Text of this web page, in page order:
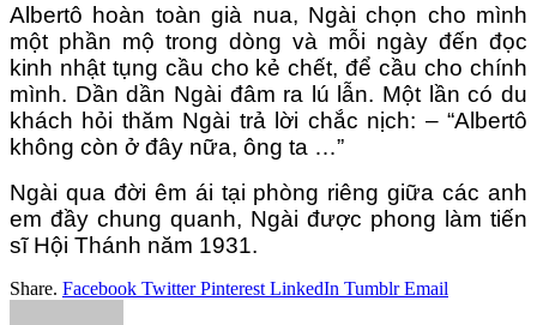
Albertô hoàn toàn già nua, Ngài chọn cho mình
một phần mộ trong dòng và mỗi ngày đến đọc
kinh nhật tụng cầu cho kẻ chết, để cầu cho chính
mình. Dần dần Ngài đâm ra lú lẫn. Một lần có du
khách hỏi thăm Ngài trả lời chắc nịch: – “Albertô
không còn ở đây nữa, ông ta …”
Ngài qua đời êm ái tại phòng riêng giữa các anh
em đầy chung quanh, Ngài được phong làm tiến
sĩ Hội Thánh năm 1931.
Share. Facebook Twitter Pinterest LinkedIn Tumblr Email